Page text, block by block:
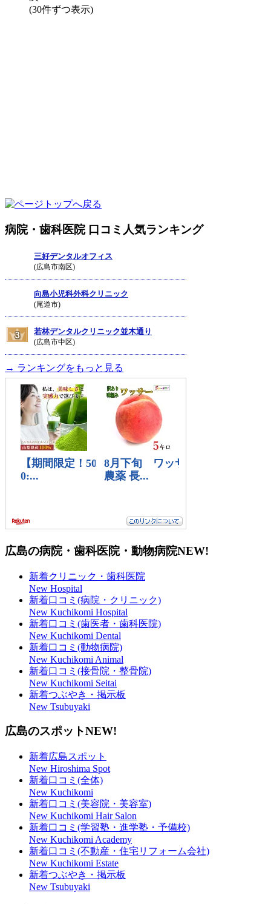
(30件ずつ表示)
病院・歯科医院 口コミ人気ランキング
三好デンタルオフィス
(広島市南区)
向島小児科外科クリニック
(尾道市)
若林デンタルクリニック並木通り
(広島市中区)
→ ランキングをもっと見る
広島の病院・歯科医院・動物病院NEW!
新着クリニック・歯科医院
New Hospital
新着口コミ(病院・クリニック)
New Kuchikomi Hospital
新着口コミ(歯医者・歯科医院)
New Kuchikomi Dental
新着口コミ(動物病院)
New Kuchikomi Animal
新着口コミ(接骨院・整骨院)
New Kuchikomi Seitai
新着つぶやき・掲示板
New Tsubuyaki
広島のスポットNEW!
新着広島スポット
New Hiroshima Spot
新着口コミ(全体)
New Kuchikomi
新着口コミ(美容院・美容室)
New Kuchikomi Hair Salon
新着口コミ(学習塾・進学塾・予備校)
New Kuchikomi Academy
新着口コミ(不動産・住宅リフォーム会社)
New Kuchikomi Estate
新着つぶやき・掲示板
New Tsubuyaki